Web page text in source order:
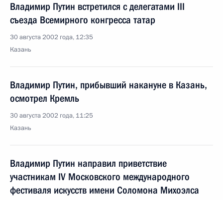
Владимир Путин встретился с делегатами III
съезда Всемирного конгресса татар
30 августа 2002 года, 12:35
Казань
Владимир Путин, прибывший накануне в Казань,
осмотрел Кремль
30 августа 2002 года, 11:25
Казань
Владимир Путин направил приветствие
участникам IV Московского международного
фестиваля искусств имени Соломона Михоэлса